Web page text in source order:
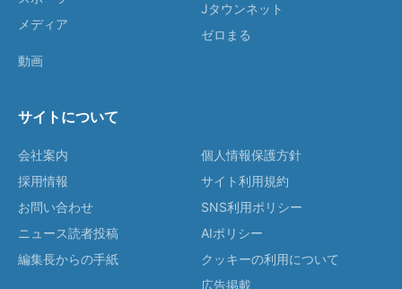
メディア
動画
Jタウンネット
ゼロまる
サイトについて
会社案内
採用情報
お問い合わせ
ニュース読者投稿
編集長からの手紙
個人情報保護方針
サイト利用規約
SNS利用ポリシー
AIポリシー
クッキーの利用について
広告掲載